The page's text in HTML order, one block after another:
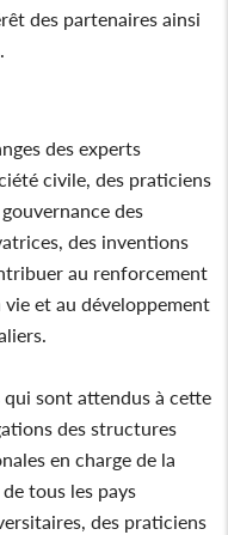
des partenaires ainsi
des experts
civile, des praticiens
des
des inventions
au renforcement
vie et au développement
sont attendus à cette
des structures
en charge de la
tous les pays
des praticiens